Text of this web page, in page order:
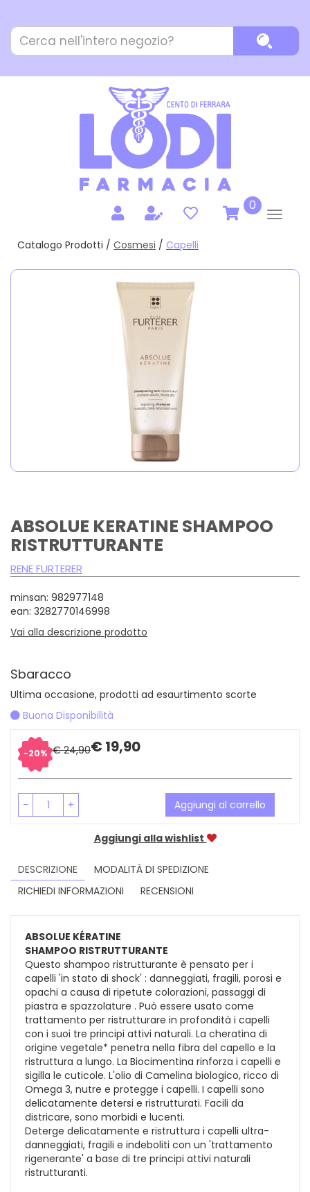
contenuto
principale
Cerca
Prodotto
0prodotti
inseriti
Catalogo Prodotti / Cosmesi / Capelli
ABSOLUE KERATINE SHAMPOO
RISTRUTTURANTE
RENE FURTERER
minsan: 982977148
ean: 3282770146998
Vai alla descrizione prodotto
Sbaracco
Ultima occasione, prodotti ad esaurtimento scorte
Buona Disponibilità
Sconto
del20% € 24,90Prezzo
scontato
€ 19,90
- + Aggiungi al carrello
Aggiungi alla wishlist
DESCRIZIONE
MODALITÀ DI SPEDIZIONE
RICHIEDI INFORMAZIONI
RECENSIONI
ABSOLUE KÉRATINE
SHAMPOO RISTRUTTURANTE
Questo shampoo ristrutturante è pensato per i
capelli 'in stato di shock' : danneggiati, fragili, porosi e
opachi a causa di ripetute colorazioni, passaggi di
piastra e spazzolature . Può essere usato come
trattamento per ristrutturare in profondità i capelli
con i suoi tre principi attivi naturali. La cheratina di
origine vegetale* penetra nella fibra del capello e la
ristruttura a lungo. La Biocimentina rinforza i capelli e
sigilla le cuticole. L'olio di Camelina biologico, ricco di
Omega 3, nutre e protegge i capelli. I capelli sono
delicatamente detersi e ristrutturati. Facili da
districare, sono morbidi e lucenti.
Deterge delicatamente e ristruttura i capelli ultra-
danneggiati, fragili e indeboliti con un 'trattamento
rigenerante' a base di tre principi attivi naturali
ristrutturanti.